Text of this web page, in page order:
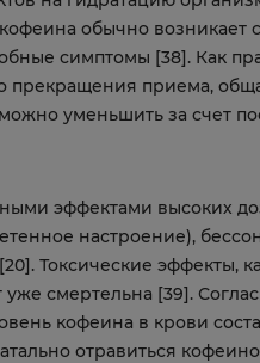
обычно возникает
симптомы [38]. Как
прекращения приема,
уменьшить за счет
эффектами высоких
настроение),
Токсические эффекты,
г уже смертельна [39].
кофеина в крови
отравиться